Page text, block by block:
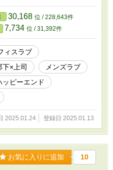
はできなかった。美浜を起こ
も飲ませて終わりにしようとし
は思いも寄らないことを言い
リーマン同士のラブコメディで
描写がありますので、苦手な方
い ＊ 性的描写 ＊＊＊ 性行
からこその焦れったい恋愛模
ださい。 年下敬語攻め、一人称
な方にも、楽しんでいただけ
表紙素材は abdulgalaxia様 より
。
30,168 位 / 228,643件
7,734 位 / 31,392件
ィスラブ
下×上司
メンズラブ
ッピーエンド
2025.01.24 登録日 2025.01.13
お気に入りに追加 10